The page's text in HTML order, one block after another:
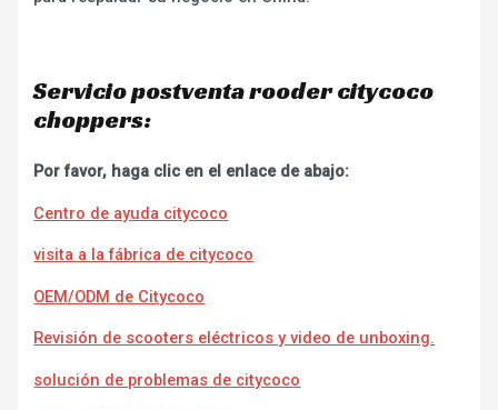
Servicio postventa rooder citycoco
choppers:
Por favor, haga clic en el enlace de abajo:
Centro de ayuda citycoco
visita a la fábrica de citycoco
OEM/ODM de Citycoco
Revisión de scooters eléctricos y video de unboxing.
solución de problemas de citycoco